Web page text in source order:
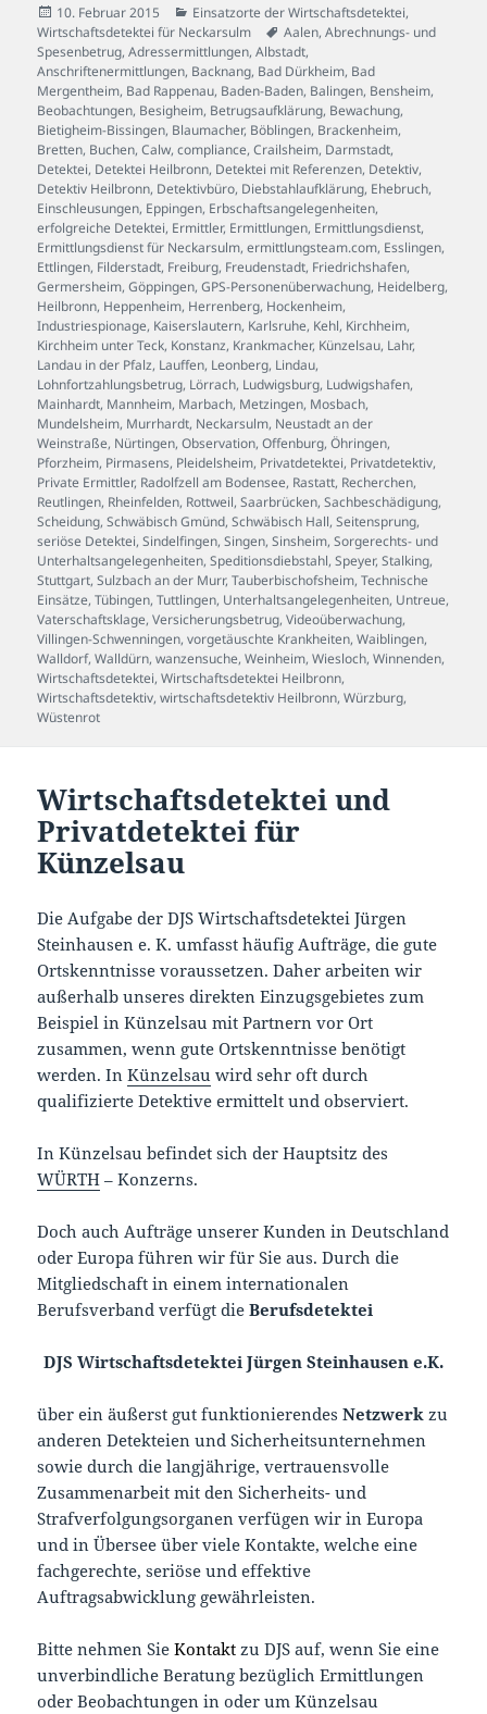
Veröffentlicht
am
10. Februar 2015 Kategorien
Einsatzorte der Wirtschaftsdetektei,
Wirtschaftsdetektei für Neckarsulm
Schlagwörter
Aalen,Abrechnungs- und
Spesenbetrug,Adressermittlungen,Albstadt,
Anschriftenermittlungen, Backnang, Bad Dürkheim, Bad
Mergentheim, Bad Rappenau, Baden-Baden, Balingen, Bensheim,
Beobachtungen, Besigheim, Betrugsaufklärung, Bewachung,
Bietigheim-Bissingen, Blaumacher, Böblingen, Brackenheim,
Bretten, Buchen,Calw,compliance,Crailsheim, Darmstadt,
Detektei, Detektei Heilbronn, Detektei mit Referenzen, Detektiv,
Detektiv Heilbronn, Detektivbüro, Diebstahlaufklärung, Ehebruch,
Einschleusungen, Eppingen, Erbschaftsangelegenheiten,
erfolgreiche Detektei, Ermittler, Ermittlungen, Ermittlungsdienst,
Ermittlungsdienst für Neckarsulm,ermittlungsteam.com, Esslingen,
Ettlingen, Filderstadt, Freiburg, Freudenstadt, Friedrichshafen,
Germersheim,Göppingen,GPS-Personenüberwachung, Heidelberg,
Heilbronn, Heppenheim, Herrenberg, Hockenheim,
Industriespionage, Kaiserslautern, Karlsruhe, Kehl, Kirchheim,
Kirchheim unter Teck, Konstanz, Krankmacher, Künzelsau, Lahr,
Landau in der Pfalz, Lauffen, Leonberg, Lindau,
Lohnfortzahlungsbetrug, Lörrach, Ludwigsburg, Ludwigshafen,
Mainhardt, Mannheim, Marbach, Metzingen, Mosbach,
Mundelsheim, Murrhardt, Neckarsulm, Neustadt an der
Weinstraße, Nürtingen,Observation,Offenburg,Öhringen,
Pforzheim, Pirmasens, Pleidelsheim, Privatdetektei, Privatdetektiv,
Private Ermittler, Radolfzell am Bodensee, Rastatt, Recherchen,
Reutlingen, Rheinfelden, Rottweil,Saarbrücken,Sachbeschädigung,
Scheidung,Schwäbisch Gmünd,Schwäbisch Hall,Seitensprung,
seriöse Detektei,Sindelfingen,Singen,Sinsheim,Sorgerechts- und
Unterhaltsangelegenheiten,Speditionsdiebstahl,Speyer,Stalking,
Stuttgart,Sulzbach an der Murr,Tauberbischofsheim,Technische
Einsätze,Tübingen,Tuttlingen, Unterhaltsangelegenheiten, Untreue,
Vaterschaftsklage,Versicherungsbetrug,Videoüberwachung,
Villingen-Schwenningen,vorgetäuschte Krankheiten,Waiblingen,
Walldorf,Walldürn,wanzensuche,Weinheim,Wiesloch,Winnenden,
Wirtschaftsdetektei,Wirtschaftsdetektei Heilbronn,
Wirtschaftsdetektiv,wirtschaftsdetektiv Heilbronn,Würzburg,
Wüstenrot
Wirtschaftsdetektei und
Privatdetektei für
Künzelsau
Die Aufgabe der DJS Wirtschaftsdetektei Jürgen
Steinhausen e. K. umfasst häufig Aufträge, die gute
Ortskenntnisse voraussetzen. Daher arbeiten wir
außerhalb unseres direkten Einzugsgebietes zum
Beispiel in Künzelsau mit Partnern vor Ort
zusammen, wenn gute Ortskenntnisse benötigt
werden. InKünzelsau wird sehr oft durch
qualifizierte Detektive ermittelt und observiert.
In Künzelsau befindet sich der Hauptsitz des
WÜRTH – Konzerns.
Doch auch Aufträge unserer Kunden in Deutschland
oder Europa führen wir für Sie aus. Durch die
Mitgliedschaft in einem internationalen
Berufsverband verfügt dieBerufsdetektei
DJS Wirtschaftsdetektei Jürgen Steinhausen e.K.
über ein äußerst gut funktionierendesNetzwerk zu
anderen Detekteien und Sicherheitsunternehmen
sowie durch die langjährige, vertrauensvolle
Zusammenarbeit mit den Sicherheits- und
Strafverfolgungsorganen verfügen wir in Europa
und in Übersee über viele Kontakte, welche eine
fachgerechte, seriöse und effektive
Auftragsabwicklung gewährleisten.
Bitte nehmen Sie Kontakt zu DJS auf, wenn Sie eine
unverbindliche Beratung bezüglich Ermittlungen
oder Beobachtungen in oder um Künzelsau